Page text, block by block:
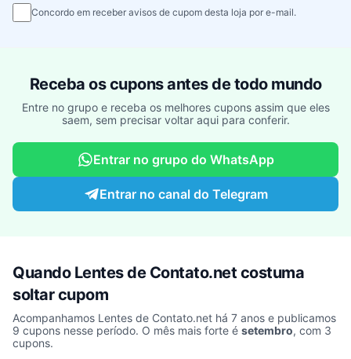
Concordo em receber avisos de cupom desta loja por e-mail.
Receba os cupons antes de todo mundo
Entre no grupo e receba os melhores cupons assim que eles
saem, sem precisar voltar aqui para conferir.
Entrar no grupo do WhatsApp
Entrar no canal do Telegram
Quando Lentes de Contato.net costuma
soltar cupom
Acompanhamos Lentes de Contato.net há 7 anos e publicamos
9 cupons nesse período. O mês mais forte é setembro, com 3
cupons.